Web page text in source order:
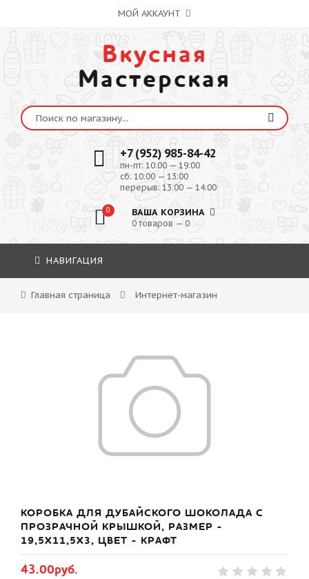
МОЙ АККАУНТ
Вкусная
Мастерская
+7 (952) 985-84-42
пн-пт: 10:00 — 19:00
сб: 10:00 — 13:00
перерыв: 13:00 — 14:00
0 ВАША КОРЗИНА
0 товаров — 0
НАВИГАЦИЯ
Главная страница Интернет-магазин
КОРОБКА ДЛЯ ДУБАЙСКОГО ШОКОЛАДА С
ПРОЗРАЧНОЙ КРЫШКОЙ, РАЗМЕР -
19,5Х11,5Х3, ЦВЕТ - КРАФТ
43.00руб.